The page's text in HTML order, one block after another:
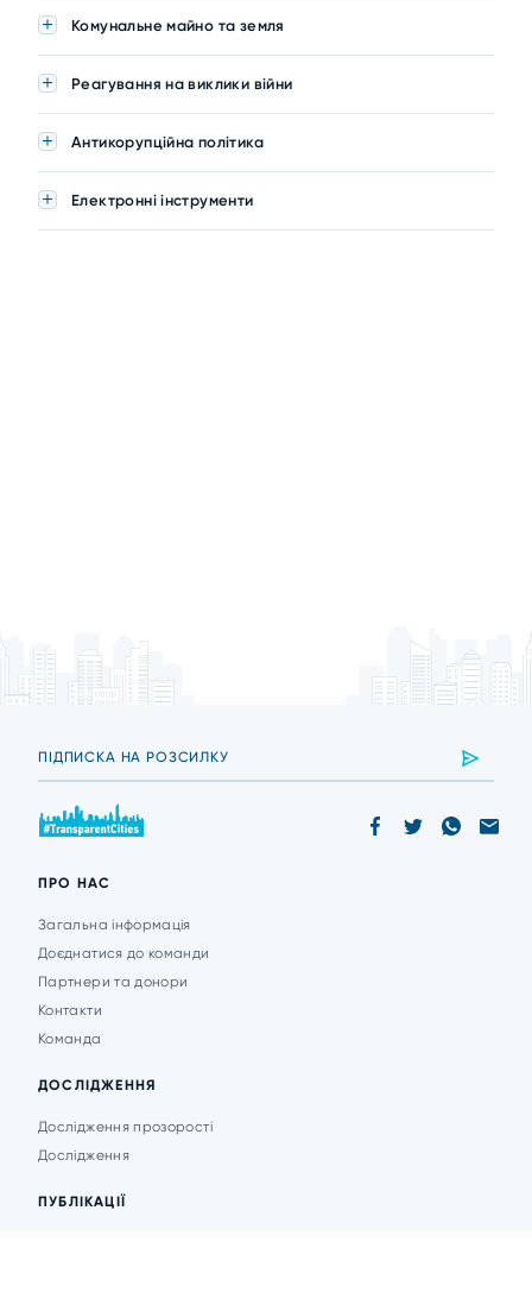
Комунальне майно та земля
Реагування на виклики війни
Антикорупційна політика
Електронні інструменти
ПРО НАС
Загальна інформація
Доєднатися до команди
Партнери та донори
Контакти
Команда
ДОСЛІДЖЕННЯ
Дослідження прозорості
Дослідження
ПУБЛІКАЦІЇ